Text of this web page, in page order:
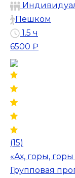
Пешком
1.5 ч
6500 ₽
(15)
«Ах, горы,
Групповая